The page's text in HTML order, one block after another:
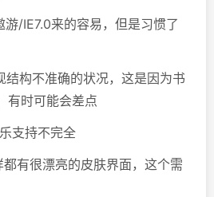
/IE7.0来的容易，但是习惯了
构不准确的状况，这是因为书
有时可能会差点
支持不完全
有很漂亮的皮肤界面，这个需